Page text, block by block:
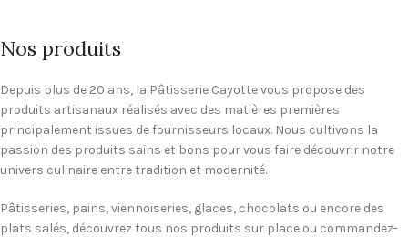
Nos produits
Depuis plus de 20 ans, la Pâtisserie Cayotte vous propose des
produits artisanaux réalisés avec des matières premières
principalement issues de fournisseurs locaux. Nous cultivons la
passion des produits sains et bons pour vous faire découvrir notre
univers culinaire entre tradition et modernité.
Pâtisseries, pains, viennoiseries, glaces, chocolats ou encore des
plats salés, découvrez tous nos produits sur place ou commandez-